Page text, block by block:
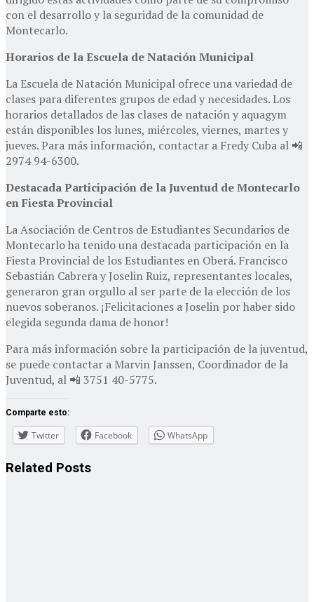
con el desarrollo y la seguridad de la comunidad de
Montecarlo.
Horarios de la Escuela de Natación Municipal
La Escuela de Natación Municipal ofrece una variedad de
clases para diferentes grupos de edad y necesidades. Los
horarios detallados de las clases de natación y aquagym
están disponibles los lunes, miércoles, viernes, martes y
jueves. Para más información, contactar a Fredy Cuba al 📲
2974 94-6300.
Destacada Participación de la Juventud de Montecarlo
en Fiesta Provincial
La Asociación de Centros de Estudiantes Secundarios de
Montecarlo ha tenido una destacada participación en la
Fiesta Provincial de los Estudiantes en Oberá. Francisco
Sebastián Cabrera y Joselin Ruiz, representantes locales,
generaron gran orgullo al ser parte de la elección de los
nuevos soberanos. ¡Felicitaciones a Joselin por haber sido
elegida segunda dama de honor!
Para más información sobre la participación de la juventud,
se puede contactar a Marvin Janssen, Coordinador de la
Juventud, al 📲 3751 40-5775.
Comparte esto:
Twitter Facebook WhatsApp
Related Posts